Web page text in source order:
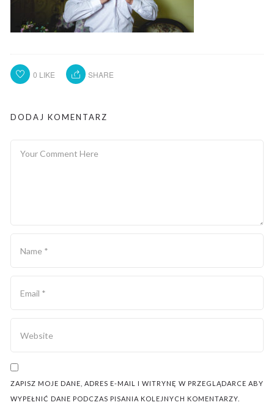
0 LIKE SHARE
DODAJ KOMENTARZ
ZAPISZ MOJE DANE, ADRES E-MAIL I WITRYNĘ W PRZEGLĄDARCE ABY
WYPEŁNIĆ DANE PODCZAS PISANIA KOLEJNYCH KOMENTARZY.